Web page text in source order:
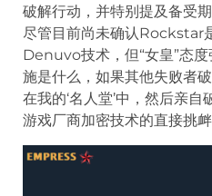
破解行动，并特别提及备受
尽管目前尚未确认Rockstar
Denuvo技术，但“女皇”态
施是什么，如果其他失败者
在我的‘名人堂’中，然后亲
游戏厂商加密技术的直接挑衅